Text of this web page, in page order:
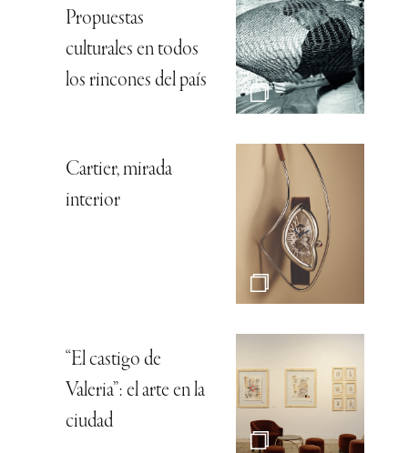
Propuestas
culturales en todos
los rincones del país
Cartier, mirada
interior
“El castigo de
Valeria”: el arte en la
ciudad